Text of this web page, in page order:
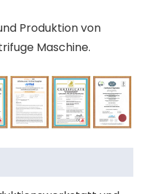
Produktion von
Maschine.